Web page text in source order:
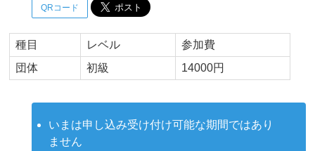
QRコード
種目 レベル
参加費
団体
初級 14000円
いまは申し込み受け付け可能な期間ではあり
ません